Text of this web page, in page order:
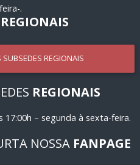
.
REGIONAIS
SUBSEDES REGIONAIS
REGIONAIS
17:00h – segunda à sexta-feira.
NOSSA FANPAGE